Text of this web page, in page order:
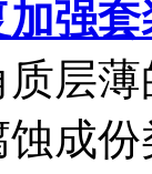
强套
层薄
成